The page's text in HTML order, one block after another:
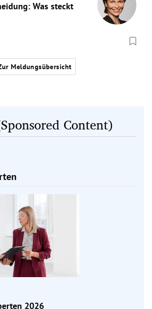
Was steckt
Meldungsübersicht
Content)
2026